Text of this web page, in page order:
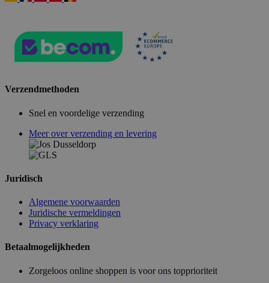
Verzendmethoden
Snel en voordelige verzending
Meer over verzending en levering
Juridisch
Algemene voorwaarden
Juridische vermeldingen
Privacy verklaring
Betaalmogelijkheden
Zorgeloos online shoppen is voor ons topprioriteit